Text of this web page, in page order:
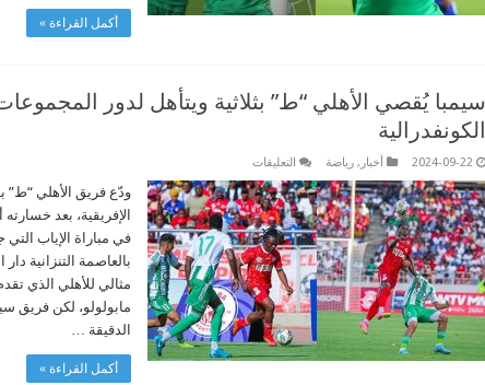
أكمل القراءة »
سيمبا يُقصي الأهلي “ط” بثلاثية ويتأهل لدور
الكونفدرالية
2024-09-22 أخبار , رياضة التعليقات
يُقصي
الأهلي
“ط”
بثلاثية
ويتأهل
لدور
المجموعات
في
كأس
الكونفدرالية
مغلقة
ودّع فريق الأهلي “ط”
في مباراة الإياب
بالعاصمة التنزانية
مابولولو، لكن فريق
الدقيقة …
أكمل القراءة »